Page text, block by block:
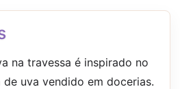
na travessa é inspirado no
uva vendido em docerias.